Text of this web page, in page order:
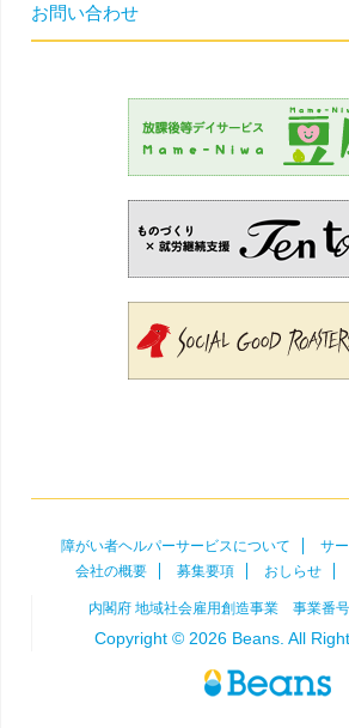
お問い合わせ
障がい者ヘルパーサービスについて
サ
会社の概要
募集要項 おしらせ
内閣府 地域社会雇用創造事業 事業番
Copyright © 2026 Beans. All